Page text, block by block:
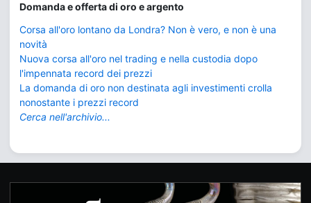
Domanda e offerta di oro e argento
Corsa all'oro lontano da Londra? Non è vero, e non è una
novità
Nuova corsa all'oro nel trading e nella custodia dopo
l'impennata record dei prezzi
La domanda di oro non destinata agli investimenti crolla
nonostante i prezzi record
Cerca nell'archivio...